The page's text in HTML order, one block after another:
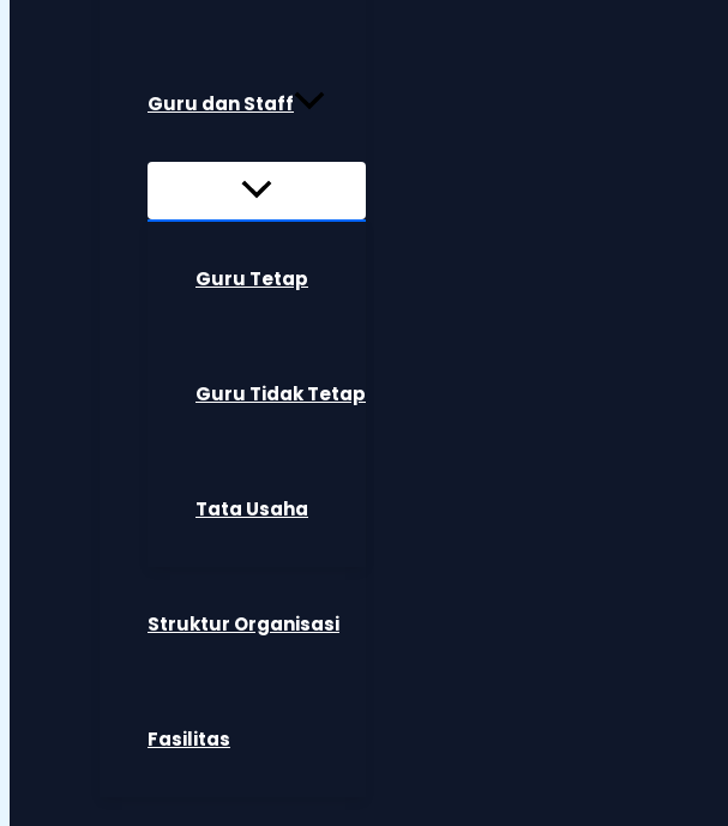
Guru dan Staff
Guru Tetap
Guru Tidak Tetap
Tata Usaha
Struktur Organisasi
Fasilitas